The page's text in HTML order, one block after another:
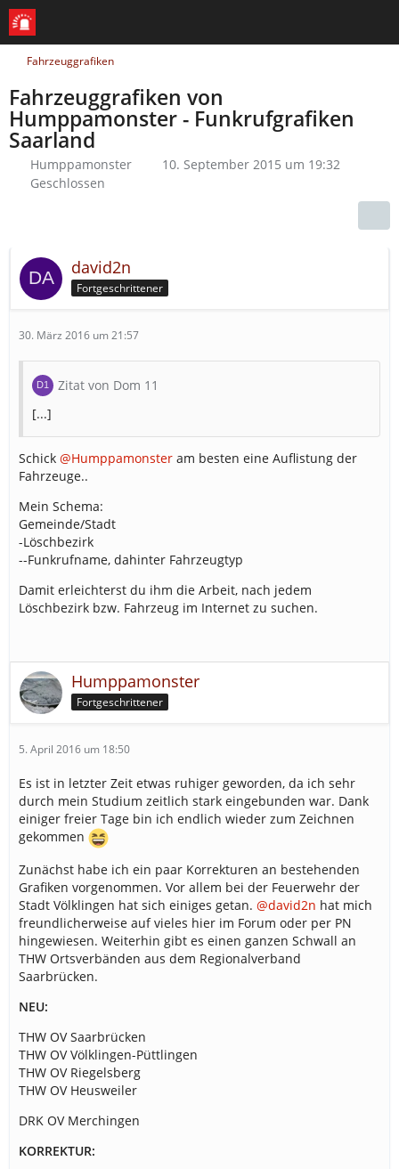
Fahrzeuggrafiken
Fahrzeuggrafiken von
Humppamonster - Funkrufgrafiken
Saarland
Humppamonster
10. September 2015 um 19:32
Geschlossen
david2n
Fortgeschrittener
30. März 2016 um 21:57
Zitat von Dom 11
[...]
Schick @Humppamonster am besten eine Auflistung der
Fahrzeuge..
Mein Schema:
Gemeinde/Stadt
-Löschbezirk
--Funkrufname, dahinter Fahrzeugtyp
Damit erleichterst du ihm die Arbeit, nach jedem
Löschbezirk bzw. Fahrzeug im Internet zu suchen.
Humppamonster
Fortgeschrittener
5. April 2016 um 18:50
Es ist in letzter Zeit etwas ruhiger geworden, da ich sehr
durch mein Studium zeitlich stark eingebunden war. Dank
einiger freier Tage bin ich endlich wieder zum Zeichnen
gekommen
Zunächst habe ich ein paar Korrekturen an bestehenden
Grafiken vorgenommen. Vor allem bei der Feuerwehr der
Stadt Völklingen hat sich einiges getan. @david2n hat mich
freundlicherweise auf vieles hier im Forum oder per PN
hingewiesen. Weiterhin gibt es einen ganzen Schwall an
THW Ortsverbänden aus dem Regionalverband
Saarbrücken.
NEU:
THW OV Saarbrücken
THW OV Völklingen-Püttlingen
THW OV Riegelsberg
THW OV Heusweiler
DRK OV Merchingen
KORREKTUR: